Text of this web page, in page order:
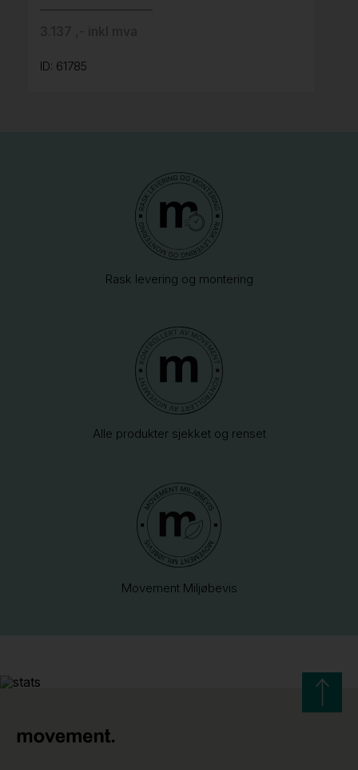
ID: 61785
Rask levering og montering
Alle produkter sjekket og renset
Movement Miljøbevis